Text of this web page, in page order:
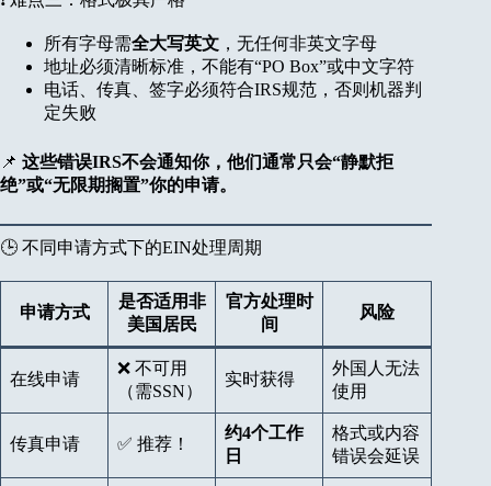
所有字母需全大写英文 ，无任何非英文字母
地址必须清晰标准，不能有“PO Box”或中文字符
电话、传真、签字必须符合IRS规范，否则机器判
定失败
📌 这些错误IRS不会通知你，他们通常只会“静默拒
绝”或“无限期搁置”你的申请。
🕒 不同申请方式下的EIN处理周期
申请方式
是否适用非
美国居民
官方处理时
间
风险
在线申请
❌ 不可用
（需SSN）
实时获得
外国人无法
使用
传真申请 ✅ 推荐！
约4个工作
日
格式或内容
错误会延误